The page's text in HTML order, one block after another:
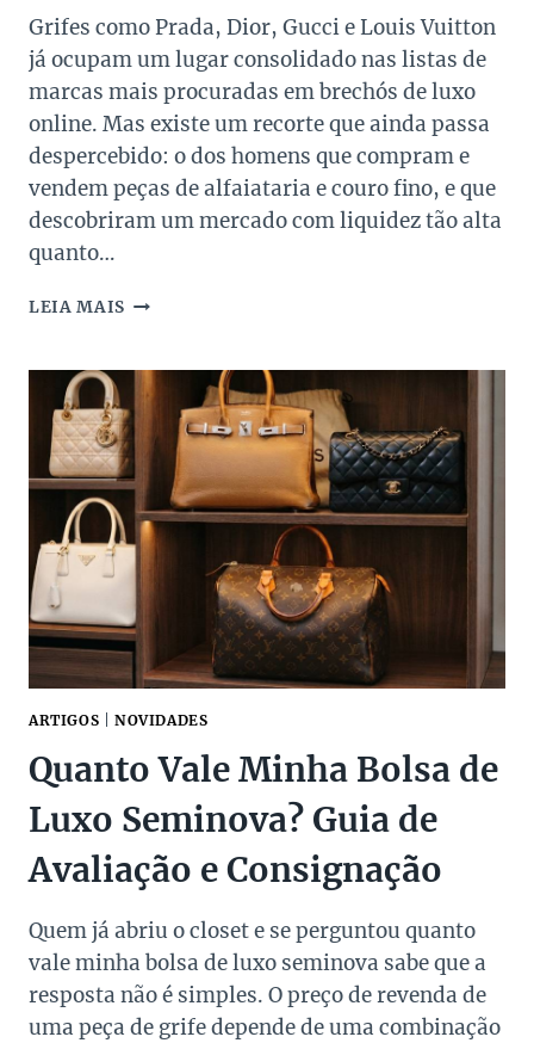
Grifes como Prada, Dior, Gucci e Louis Vuitton
já ocupam um lugar consolidado nas listas de
marcas mais procuradas em brechós de luxo
online. Mas existe um recorte que ainda passa
despercebido: o dos homens que compram e
vendem peças de alfaiataria e couro fino, e que
descobriram um mercado com liquidez tão alta
quanto…
LEIA MAIS MARCAS
LUXO
COM
MAIOR
RETORNO
NA
REVENDA:
4
GRIFES
CLÁSSICAS
ARTIGOS NOVIDADES
Quanto Vale Minha Bolsa de
Luxo Seminova? Guia de
Avaliação e Consignação
Quem já abriu o closet e se perguntou quanto
vale minha bolsa de luxo seminova sabe que a
resposta não é simples. O preço de revenda de
uma peça de grife depende de uma combinação